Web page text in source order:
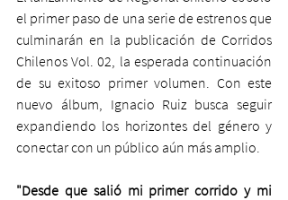
el primer paso de una serie de estrenos que
culminarán en la publicación de Corridos
Chilenos Vol. 02, la esperada continuación
de su exitoso primer volumen. Con este
nuevo álbum, Ignacio Ruiz busca seguir
expandiendo los horizontes del género y
conectar con un público aún más amplio.
"Desde que salió mi primer corrido y mi